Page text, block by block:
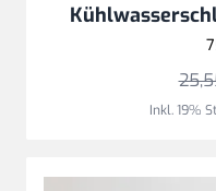
Inkl. 19%